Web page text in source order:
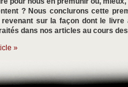
? Nous conclurons cette
revenant sur la façon dont le livre
dans nos articles au cours
»